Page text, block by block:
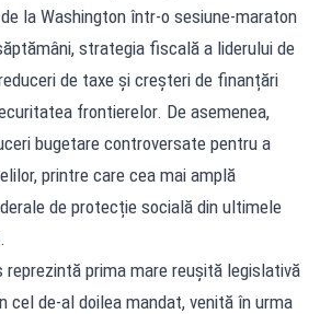
la Washington într-o sesiune-maraton
strategia fiscală a liderului de
de taxe și creșteri de finanțări
frontierelor. De asemenea,
bugetare controversate pentru a
printre care cea mai amplă
de protecție socială din ultimele
reprezintă prima mare reușită legislativă
cel de-al doilea mandat, venită în urma